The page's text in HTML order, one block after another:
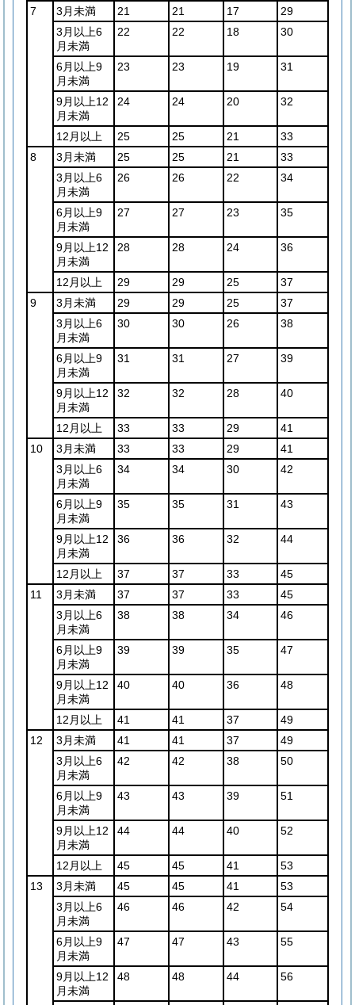
7
3月未満 21 21 17
29
3月以上6
月未満
22 22 18 30
6月以上9
月未満
23 23 19 31
9月以上12
月未満
24 24 20 32
12月以上 25 25 21
33
8
3月未満 25 25 21
33
3月以上6
月未満
26 26 22 34
6月以上9
月未満
27 27 23 35
9月以上12
月未満
28 28 24 36
12月以上 29 29 25
37
9
3月未満 29 29 25
37
3月以上6
月未満
30 30 26 38
6月以上9
月未満
31 31 27 39
9月以上12
月未満
32 32 28 40
12月以上 33 33 29
41
10
3月未満 33 33 29
41
3月以上6
月未満
34 34 30 42
6月以上9
月未満
35 35 31 43
9月以上12
月未満
36 36 32 44
12月以上 37 37 33
45
11
3月未満 37 37 33
45
3月以上6
月未満
38 38 34 46
6月以上9
月未満
39 39 35 47
9月以上12
月未満
40 40 36 48
12月以上 41 41 37
49
12
3月未満 41 41 37
49
3月以上6
月未満
42 42 38 50
6月以上9
月未満
43 43 39 51
9月以上12
月未満
44 44 40 52
12月以上 45 45 41
53
13
3月未満 45 45 41
53
3月以上6
月未満
46 46 42 54
6月以上9
月未満
47 47 43 55
9月以上12
月未満
48 48 44 56